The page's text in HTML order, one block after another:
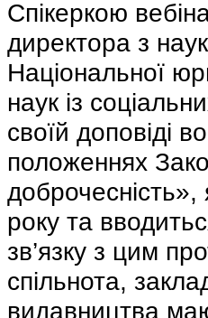
Спікеркою
директора з
Національної
наук із
своїй доповіді
положеннях
року та
зв’язку з цим
спільнота,
видавництва